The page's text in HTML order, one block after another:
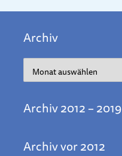
Archiv
Archiv 2012 – 2019
Archiv vor 2012